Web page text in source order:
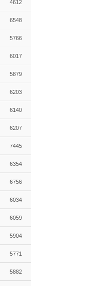
4612
6548
5766
6017
5879
6203
6140
6207
7445
6354
6756
6034
6059
5904
5771
5882